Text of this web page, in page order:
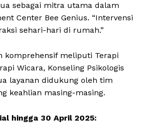
sebagai mitra utama dalam
Center Bee Genius. “Intervensi
sehari-hari di rumah.”
komprehensif meliputi Terapi
Wicara, Konseling Psikologis
layanan didukung oleh tim
keahlian masing-masing.
hingga 30 April 2025: